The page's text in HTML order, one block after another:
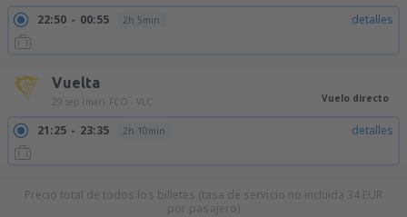
22:50 00:55 2h 5min detalles
Vuelta
29 sep (mar) FCO - VLC Vuelo directo
21:25 23:35 2h 10min detalles
Precio total de todos los billetes (tasa de servicio no incluida 34 EUR
por pasajero)